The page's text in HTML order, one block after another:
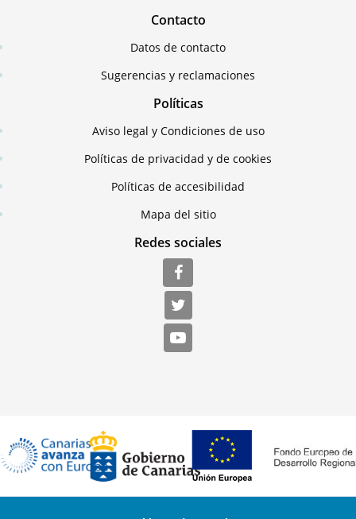
Contacto
Datos de contacto
Sugerencias y reclamaciones
Políticas
Aviso legal y Condiciones de uso
Políticas de privacidad y de cookies
Políticas de accesibilidad
Mapa del sitio
Redes sociales